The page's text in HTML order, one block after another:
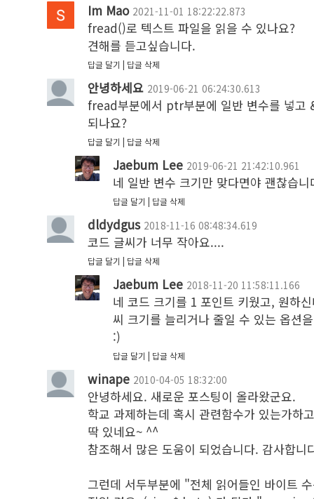
Im Mao 2021-11-01 18:22:22.873
fread()로 텍스트 파일을 읽을 수 있나요?
견해를 듣고싶습니다.
답글 달기 답글 삭제
안녕하세요 2019-06-21 06:24:30.613
fread부분에서 ptr부분에 일반 변수를 넣고
되나요?
답글 달기 답글 삭제
Jaebum Lee 2019-06-21 21:42:10.961
네 일반 변수 크기만 맞다면야 괜찮습니
답글 달기 답글 삭제
dldydgus 2018-11-16 08:48:34.619
코드 글씨가 너무 작아요....
답글 달기 답글 삭제
Jaebum Lee 2018-11-20 11:58:11.166
네 코드 크기를 1 포인트 키웠고, 원하
씨 크기를 늘리거나 줄일 수 있는 옵션
:)
답글 달기 답글 삭제
winape 2010-04-05 18:32:00
안녕하세요. 새로운 포스팅이 올라왔군요.
학교 과제하는데 혹시 관련함수가 있는가하
딱 있네요~ ^^
참조해서 많은 도움이 되었습니다. 감사합니
그런데 서두부분에 "전체 읽어들인 바이트